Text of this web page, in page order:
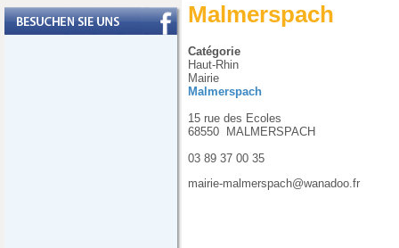
Malmerspach
Catégorie
Haut-Rhin
Mairie
Malmerspach
15 rue des Ecoles
68550
MALMERSPACH
03 89 37 00 35
mairie-malmerspach@wanadoo.fr